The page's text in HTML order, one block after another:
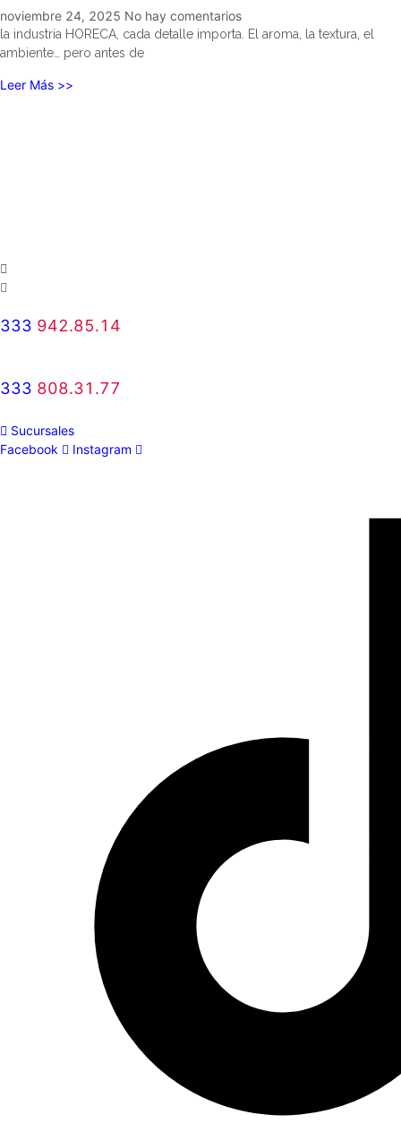
noviembre 24, 2025 No hay comentarios
la industria HORECA, cada detalle importa. El aroma, la textura, el
ambiente… pero antes de
Leer Más >>
333 942.85.14
333 808.31.77
Sucursales
Facebook
Instagram